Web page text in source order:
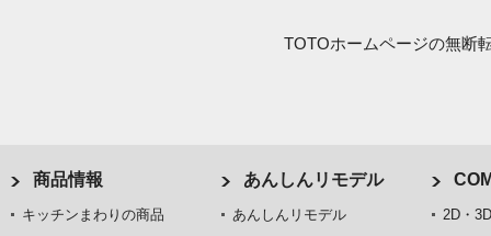
TOTOホームページの無断
商品情報
キッチンまわりの商品
あんしんリモデル
あんしんリモデル
2D・